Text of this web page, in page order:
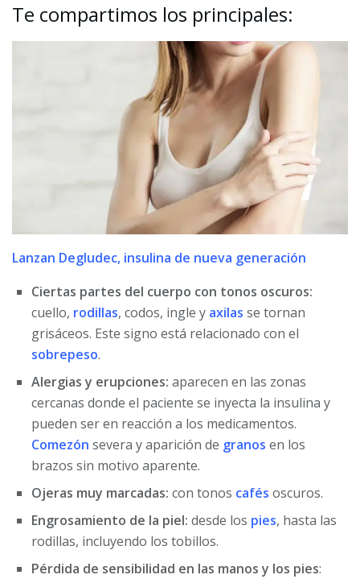
Te compartimos los principales:
Lanzan Degludec, insulina de nueva generación
Ciertas partes del cuerpo con tonos oscuros:
cuello, rodillas, codos, ingle y axilas se tornan
grisáceos. Este signo está relacionado con el
sobrepeso.
Alergias y erupciones: aparecen en las zonas
cercanas donde el paciente se inyecta la insulina y
pueden ser en reacción a los medicamentos.
Comezón severa y aparición de granos en los
brazos sin motivo aparente.
Ojeras muy marcadas: con tonos cafés oscuros.
Engrosamiento de la piel: desde los pies, hasta las
rodillas, incluyendo los tobillos.
Pérdida de sensibilidad en las manos y los pies: